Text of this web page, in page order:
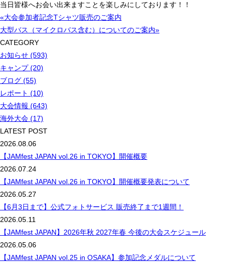
当日皆様へお会い出来ますことを楽しみにしております！！
«大会参加者記念Tシャツ販売のご案内
大型バス（マイクロバス含む）についてのご案内»
CATEGORY
お知らせ (593)
キャンプ (20)
ブログ (55)
レポート (10)
大会情報 (643)
海外大会 (17)
LATEST POST
2026.08.06
【JAMfest JAPAN vol.26 in TOKYO】開催概要
2026.07.24
【JAMfest JAPAN vol.26 in TOKYO】開催概要発表について
2026.05.27
【6月3日まで】公式フォトサービス 販売終了まで1週間！
2026.05.11
【JAMfest JAPAN】2026年秋 2027年春 今後の大会スケジュール
2026.05.06
【JAMfest JAPAN vol.25 in OSAKA】参加記念メダルについて